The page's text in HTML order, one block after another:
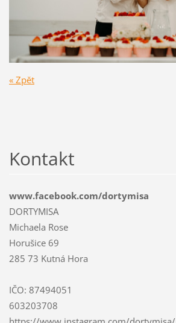
« Zpět
Kontakt
www.facebook.com/dortymisa
DORTYMISA
Michaela Rose
Horušice 69
285 73 Kutná Hora
IČO: 87494051
603203708